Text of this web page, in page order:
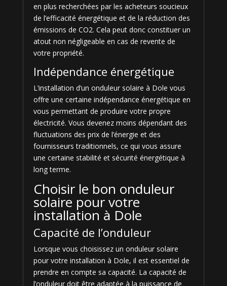
en plus recherchées par les acheteurs soucieux
de l’efficacité énergétique et de la réduction des
émissions de CO2. Cela peut donc constituer un
atout non négligeable en cas de revente de
votre propriété.
Indépendance énergétique
L’installation d’un onduleur solaire à Dole vous
offre une certaine indépendance énergétique en
vous permettant de produire votre propre
électricité. Vous devenez moins dépendant des
fluctuations des prix de l’énergie et des
fournisseurs traditionnels, ce qui vous assure
une certaine stabilité et sécurité énergétique à
long terme.
Choisir le bon onduleur
solaire pour votre
installation à Dole
Capacité de l’onduleur
Lorsque vous choisissez un onduleur solaire
pour votre installation à Dole, il est essentiel de
prendre en compte sa capacité. La capacité de
l’onduleur doit être adaptée à la puissance de